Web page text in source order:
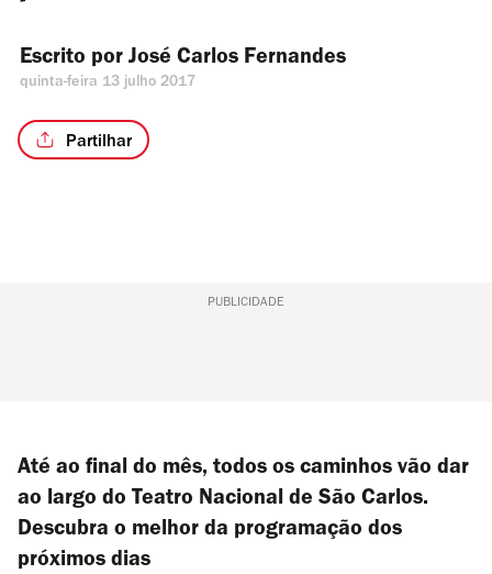
Escrito por José Carlos Fernandes
quinta-feira 13 julho 2017
Partilhar
PUBLICIDADE
Até ao final do mês, todos os caminhos vão dar
ao largo do Teatro Nacional de São Carlos.
Descubra o melhor da programação dos
próximos dias